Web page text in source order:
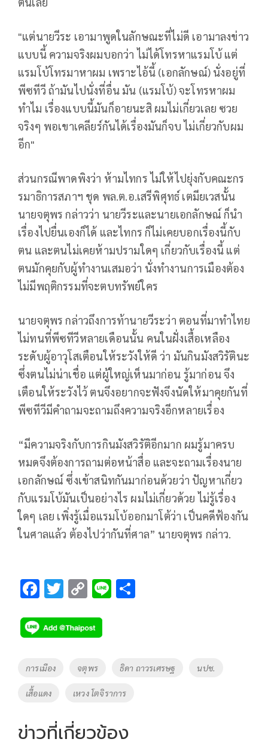
"แต่นายวีระ เอามาพูดในลักษณะที่ไม่ดี เอามาลงข่าว
แบบนี้ ความจริงผมบอกว่า ไม่ได้โทรหาแรมโบ้ แต่
แรมโบ้โทรมาหาผม เพราะไอ้นี้ (เอกลักษณ์) นั่งอยู่ที่
พีซทีวี ถ้ามันไปนั่งที่อื่น มัน (แรมโบ้) จะโทรหาผม
ทำไม เรื่องแบบนี้มันก็อายนะสิ ผมไม่เกี่ยวเลย ซวย
จริงๆ พอเขาเคลียร์กันได้เรื่องมันก็จบ ไม่เกี่ยวกับผม
อีก"
ส่วนกรณีพาดพิงว่า ห้ามไทกร ไม่ให้ไปยุ่งกับคณะกร
รมาธิการสภาฯ ชุด พล.ต.อ.เสรีพิศุทธ์ เตมียเวสนั้น
นายจตุพร กล่าวว่า นายวีระและนายเอกลักษณ์ ก็นำ
เรื่องไปยื่นเองก็ได้ และไทกร ก็ไม่เคยบอกเรื่องนี้กับ
ตน และตนไม่เคยห้ามปรามใดๆ เกี่ยวกับเรื่องนี้ แต่
ตนมักคุยกับผู้ทำงานเสมอว่า นั่งทำงานการเมืองต้อง
ไม่มีพฤติกรรมที่จะตบทรัพย์ใคร
นายจตุพร กล่าวถึงการท้านายวีระว่า ตอนที่มาทำไทย
ไม่ทนที่พีซทีวีหลายเดือนนั้น คนในฝั่งเสื้อเหลือง
ระดับผู้อาวุโสเตือนให้ระวังให้ดี ว่า มันกินมังสวิรัตินะ
ซึ่งตนไม่น่าเชื่อ แต่ผู้ใหญ่เห็นมาก่อน รู้มาก่อน จึง
เตือนให้ระวังไว้ ตนจึงอยากจะฟังจึงนัดให้มาคุยกันที่
พีซทีวีมีคำถามจะถามถึงความจริงอีกหลายเรื่อง
“มีความจริงกับการกินมังสวิรัติอีกมาก ผมรู้มาครบ
หมดจึงต้องการถามต่อหน้าสื่อ และจะถามเรื่องนาย
เอกลักษณ์ ซึ่งเข้าสนิทกันมาก่อนด้วยว่า ปัญหาเกี่ยว
กับแรมโบ้มันเป็นอย่างไร ผมไม่เกี่ยวด้วย ไม่รู้เรื่อง
ใดๆ เลย เพิ่งรู้เมื่อแรมโบ้ออกมาโต้ว่า เป็นคดีฟ้องกัน
ในศาลแล้ว ต้องไปว่ากันที่ศาล” นายจตุพร กล่าว.
F
e
b
o
k
T
tt
er
C
p
y
Li
n
k
Li
Tags
การเมือง จตุพร ธิดา ถาวรเศรษฐ นปช.
เสื้อแดง เหวง โตจิราการ
ข่าวที่เกี่ยวข้อง